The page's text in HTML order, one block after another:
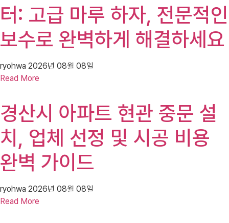
터: 고급 마루 하자, 전문적인
보수로 완벽하게 해결하세요
ryohwa 2026년 08월 08일
Read More
경산시 아파트 현관 중문 설
치, 업체 선정 및 시공 비용
완벽 가이드
ryohwa 2026년 08월 08일
Read More